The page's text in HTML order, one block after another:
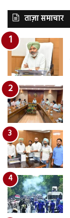
ताज़ा समाचार